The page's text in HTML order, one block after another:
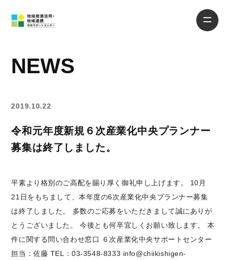
NEWS
2019.10.22
令和元年度新規６次産業化中央プランナー
募集は終了しました。
平素より格別のご高配を賜り厚く御礼申し上げます。 10月
21日をもちまして、本年度の6次産業化中央プランナー募集
は終了しました。 多数のご応募をいただきまして誠にありが
とうございました。 今後とも何卒宜しくお願い致します。 本
件に関する問い合わせ窓口 ６次産業化中央サポートセンター
担当：佐藤 TEL：03-3548-8333 info@chiikishigen-